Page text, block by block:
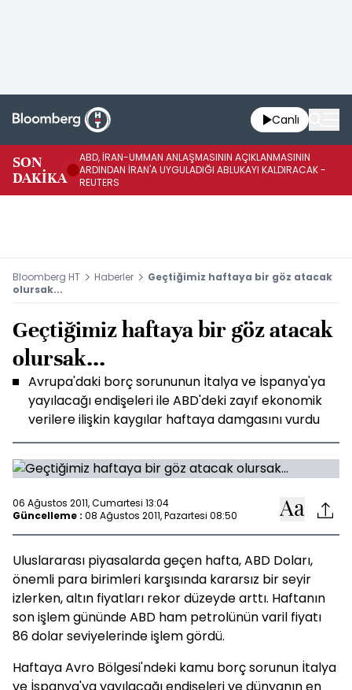
Canlı
SON
DAKİKA
ABD, İRAN-UMMAN ANLAŞMASININ AÇIKLANMASININ
ARDINDAN İRAN'A UYGULADIĞI ABLUKAYI KALDIRACAK -
REUTERS
Bloomberg HT Haberler
Geçtiğimiz haftaya bir göz atacak
olursak...
Geçtiğimiz haftaya bir göz atacak
olursak...
Avrupa'daki borç sorununun İtalya ve İspanya'ya
yayılacağı endişeleri ile ABD'deki zayıf ekonomik
verilere ilişkin kaygılar haftaya damgasını vurdu
06 Ağustos 2011, Cumartesi 13:04
Güncelleme : 08 Ağustos 2011, Pazartesi 08:50
Uluslararası piyasalarda geçen hafta, ABD Doları,
önemli para birimleri karşısında kararsız bir seyir
izlerken, altın fiyatları rekor düzeyde arttı. Haftanın
son işlem gününde ABD ham petrolünün varil fiyatı
86 dolar seviyelerinde işlem gördü.
Haftaya Avro Bölgesi'ndeki kamu borç sorunun İtalya